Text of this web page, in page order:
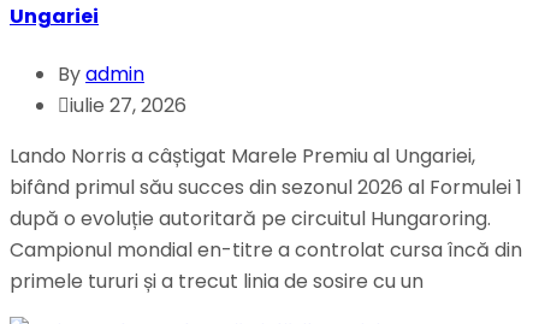
Ungariei
Byadmin
iulie 27, 2026
Lando Norris a câștigat Marele Premiu al Ungariei,
bifând primul său succes din sezonul 2026 al Formulei 1
după o evoluție autoritară pe circuitul Hungaroring.
Campionul mondial en-titre a controlat cursa încă din
primele tururi și a trecut linia de sosire cu un